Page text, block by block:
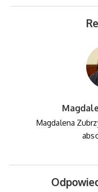
Magdalena